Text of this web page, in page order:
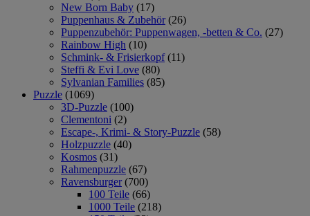
New Born Baby (17)
Puppenhaus & Zubehör (26)
Puppenzubehör: Puppenwagen, -betten & Co. (27)
Rainbow High (10)
Schmink- & Frisierkopf (11)
Steffi & Evi Love (80)
Sylvanian Families (85)
Puzzle (1069)
3D-Puzzle (100)
Clementoni (2)
Escape-, Krimi- & Story-Puzzle (58)
Holzpuzzle (40)
Kosmos (31)
Rahmenpuzzle (67)
Ravensburger (700)
100 Teile (66)
1000 Teile (218)